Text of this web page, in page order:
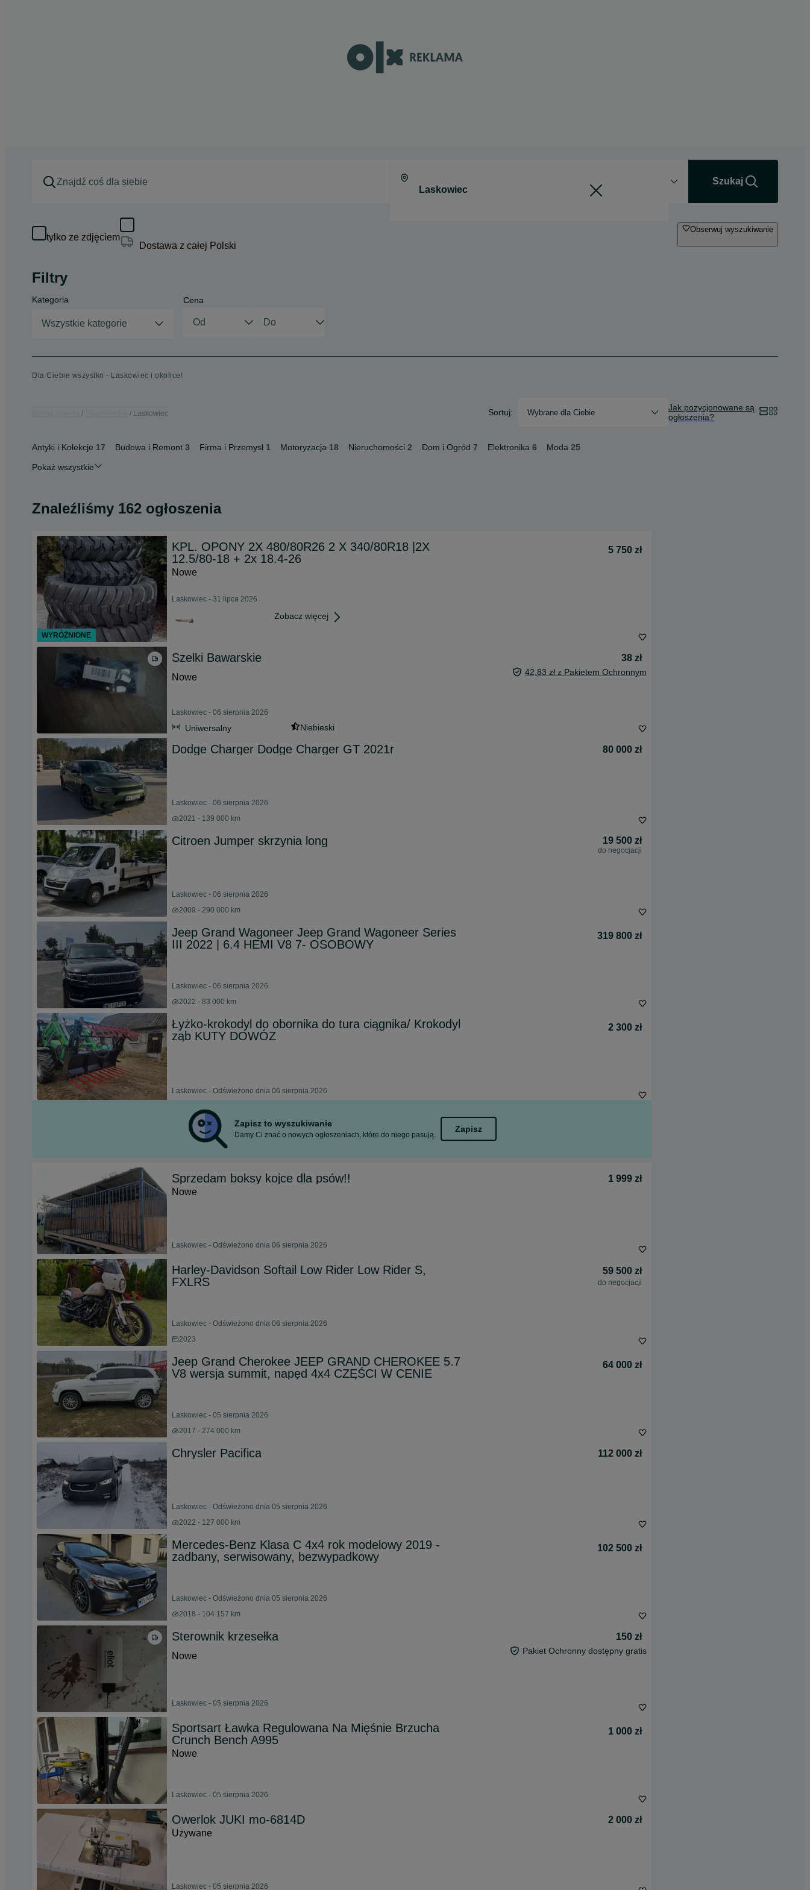
Szukaj
tylko ze zdjęciem
Dostawa z całej Polski
Obserwuj wyszukiwanie
Filtry
Kategoria
Wszystkie kategorie
Cena
Dla Ciebie wszystko - Laskowiec i okolice!
Laskowiec Sortuj: Wybrane dla Ciebie
Jak pozycjonowane są
ogłoszenia?
Antyki i Kolekcje 17 Budowa i Remont 3 Firma i Przemysł 1 Motoryzacja 18 Nieruchomości 2 Dom i Ogród 7 Elektronika 6 Moda 25
Pokaż wszystkie
Znaleźliśmy 162 ogłoszenia
KPL. OPONY 2X 480/80R26 2 X 340/80R18 |2X
12.5/80-18 + 2x 18.4-26
5 750 zł
Nowe
Laskowiec - 31 lipca 2026
Zobacz więcej
Szelki Bawarskie
38 zł
Nowe
42,83 zł z Pakietem Ochronnym
Laskowiec - 06 sierpnia 2026
Uniwersalny Niebieski
Dodge Charger Dodge Charger GT 2021r 80 000 zł
Laskowiec - 06 sierpnia 2026
2021 - 139 000 km
Citroen Jumper skrzynia long 19 500 zł
do negocjacji
Laskowiec - 06 sierpnia 2026
2009 - 290 000 km
Jeep Grand Wagoneer Jeep Grand Wagoneer Series
III 2022 | 6.4 HEMI V8 7- OSOBOWY
319 800 zł
Laskowiec - 06 sierpnia 2026
2022 - 83 000 km
Łyżko-krokodyl do obornika do tura ciągnika/ Krokodyl
ząb KUTY DOWÓZ
2 300 zł
Laskowiec - Odświeżono dnia 06 sierpnia 2026
Zapisz to wyszukiwanie
Damy Ci znać o nowych ogłoszeniach, które do niego pasują.
Zapisz
Sprzedam boksy kojce dla psów!!
1 999 zł
Nowe
Laskowiec - Odświeżono dnia 06 sierpnia 2026
Harley-Davidson Softail Low Rider Low Rider S,
FXLRS
59 500 zł
do negocjacji
Laskowiec - Odświeżono dnia 06 sierpnia 2026
2023
Jeep Grand Cherokee JEEP GRAND CHEROKEE 5.7
V8 wersja summit, napęd 4x4 CZĘŚCI W CENIE
64 000 zł
Laskowiec - 05 sierpnia 2026
2017 - 274 000 km
Chrysler Pacifica 112 000 zł
Laskowiec - Odświeżono dnia 05 sierpnia 2026
2022 - 127 000 km
Mercedes-Benz Klasa C 4x4 rok modelowy 2019 -
zadbany, serwisowany, bezwypadkowy
102 500 zł
Laskowiec - Odświeżono dnia 05 sierpnia 2026
2018 - 104 157 km
Sterownik krzesełka
150 zł
Nowe
Pakiet Ochronny dostępny gratis
Laskowiec - 05 sierpnia 2026
Sportsart Ławka Regulowana Na Mięśnie Brzucha
Crunch Bench A995
1 000 zł
Nowe
Laskowiec - 05 sierpnia 2026
Owerlok JUKI mo-6814D
2 000 zł
Używane
Laskowiec - 05 sierpnia 2026
WYRÓŻNIONE